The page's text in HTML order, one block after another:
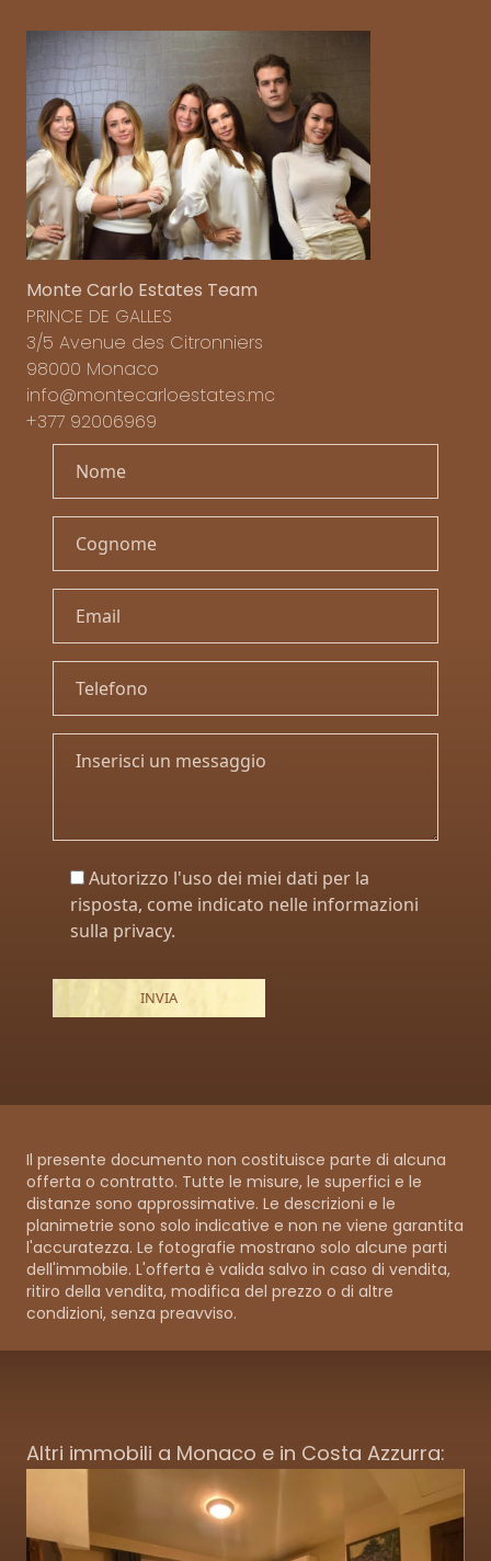
Monte Carlo Estates Team
PRINCE DE GALLES
3/5 Avenue des Citronniers
98000 Monaco
info@montecarloestates.mc
+377 92006969
Autorizzo l'uso dei miei dati per la
risposta, come indicato nelle informazioni
sulla privacy.
Il presente documento non costituisce parte di alcuna
offerta o contratto. Tutte le misure, le superfici e le
distanze sono approssimative. Le descrizioni e le
planimetrie sono solo indicative e non ne viene garantita
l'accuratezza. Le fotografie mostrano solo alcune parti
dell'immobile. L'offerta è valida salvo in caso di vendita,
ritiro della vendita, modifica del prezzo o di altre
condizioni, senza preavviso.
Altri immobili a Monaco e in Costa Azzurra: